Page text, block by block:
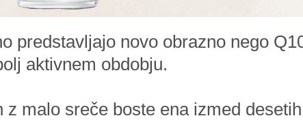
predstavljajo novo obrazno nego
aktivnem obdobju.
z malo sreče boste ena izmed